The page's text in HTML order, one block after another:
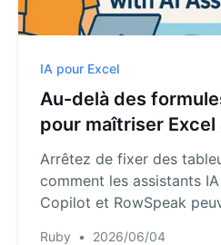
IA pour Excel
Au-delà des
pour maîtriser Excel
assistants IA
Arrêtez de fixer des
comment les assistants
Copilot et RowSpeak
Ruby • 2026/06/04